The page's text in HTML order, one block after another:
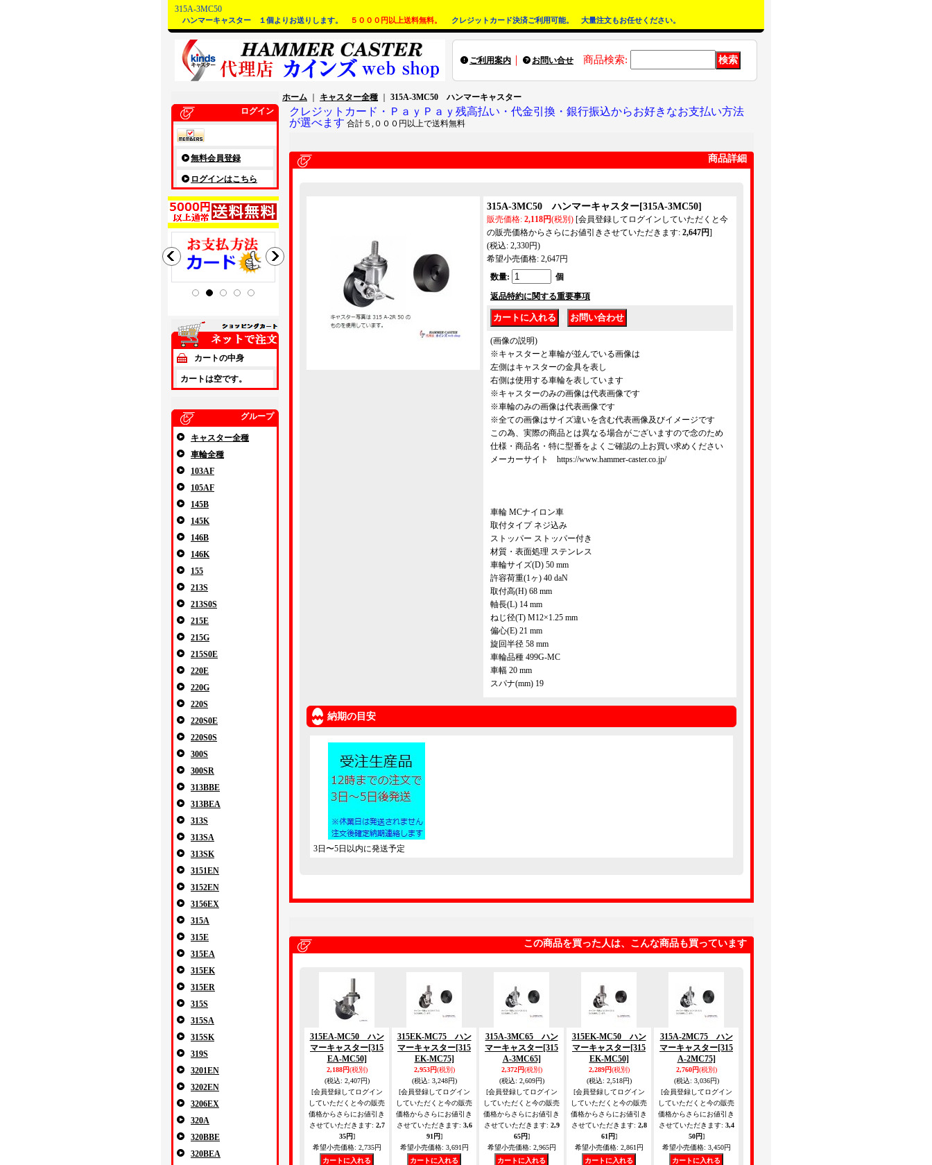
315A-3MC50
ハンマーキャスター １個よりお送りします。 ５０００円以上送料無料。 クレジットカード決済ご利用可能。 大量注文もお任せください。
ご利用案内 ｜ お問い合せ 商品検索:
ログイン
無料会員登録
ログインはこちら
カートの中身
カートは空です。
グループ
キャスター全種
車輪全種
103AF
105AF
145B
145K
146B
146K
155
213S
213S0S
215E
215G
215S0E
220E
220G
220S
220S0E
220S0S
300S
300SR
313BBE
313BEA
313S
313SA
313SK
3151EN
3152EN
3156EX
315A
315E
315EA
315EK
315ER
315S
315SA
315SK
319S
3201EN
3202EN
3206EX
320A
320BBE
320BEA
ホーム キャスター全種 315A-3MC50 ハンマーキャスター
クレジットカード・ＰａｙＰａｙ残高払い・代金引換・銀行振込からお好きなお支払い方法
が選べます 合計５,０００円以上で送料無料
商品詳細
315A-3MC50 ハンマーキャスター[315A-3MC50]
販売価格: 2,118円(税別) [会員登録してログインしていただくと今
の販売価格からさらにお値引きさせていただきます: 2,647円]
(税込: 2,330円)
希望小売価格: 2,647円
数量:
個
返品特約に関する重要事項
(画像の説明)
※キャスターと車輪が並んでいる画像は
左側はキャスターの金具を表し
右側は使用する車輪を表しています
※キャスターのみの画像は代表画像です
※車輪のみの画像は代表画像です
※全ての画像はサイズ違いを含む代表画像及びイメージです
この為、実際の商品とは異なる場合がございますので念のため
仕様・商品名・特に型番をよくご確認の上お買い求めください
メーカーサイト https://www.hammer-caster.co.jp/
車輪 MCナイロン車
取付タイプ ネジ込み
ストッパー ストッパー付き
材質・表面処理 ステンレス
車輪サイズ(D) 50 mm
許容荷重(1ヶ) 40 daN
取付高(H) 68 mm
軸長(L) 14 mm
ねじ径(T) M12×1.25 mm
偏心(E) 21 mm
旋回半径 58 mm
車輪品種 499G-MC
車幅 20 mm
スパナ(mm) 19
納期の目安
3日〜5日以内に発送予定
この商品を買った人は、こんな商品も買っています
315EA-MC50 ハン
マーキャスター[315
EA-MC50]
2,188円(税別)
(税込: 2,407円)
[会員登録してログイン
していただくと今の販売
価格からさらにお値引き
させていただきます: 2,7
35円]
希望小売価格: 2,735円
315EK-MC75 ハン
マーキャスター[315
EK-MC75]
2,953円(税別)
(税込: 3,248円)
[会員登録してログイン
していただくと今の販売
価格からさらにお値引き
させていただきます: 3,6
91円]
希望小売価格: 3,691円
315A-3MC65 ハン
マーキャスター[315
A-3MC65]
2,372円(税別)
(税込: 2,609円)
[会員登録してログイン
していただくと今の販売
価格からさらにお値引き
させていただきます: 2,9
65円]
希望小売価格: 2,965円
315EK-MC50 ハン
マーキャスター[315
EK-MC50]
2,289円(税別)
(税込: 2,518円)
[会員登録してログイン
していただくと今の販売
価格からさらにお値引き
させていただきます: 2,8
61円]
希望小売価格: 2,861円
315A-2MC75 ハン
マーキャスター[315
A-2MC75]
2,760円(税別)
(税込: 3,036円)
[会員登録してログイン
していただくと今の販売
価格からさらにお値引き
させていただきます: 3,4
50円]
希望小売価格: 3,450円